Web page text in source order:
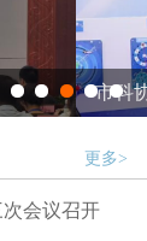
研江岸区科…
更多>
会议召开